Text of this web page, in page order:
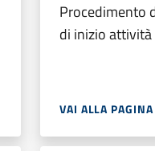
Procedimento
di inizio attività
VAI ALLA PAGINA